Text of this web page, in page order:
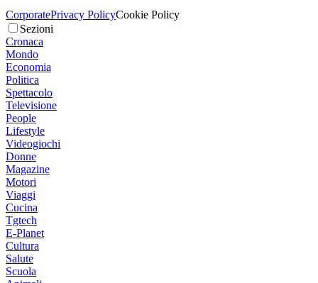
CorporatePrivacy PolicyCookie Policy
Sezioni
Cronaca
Mondo
Economia
Politica
Spettacolo
Televisione
People
Lifestyle
Videogiochi
Donne
Magazine
Motori
Viaggi
Cucina
Tgtech
E-Planet
Cultura
Salute
Scuola